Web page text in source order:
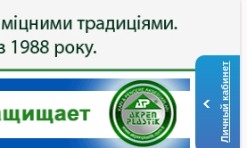
Личный кабинет